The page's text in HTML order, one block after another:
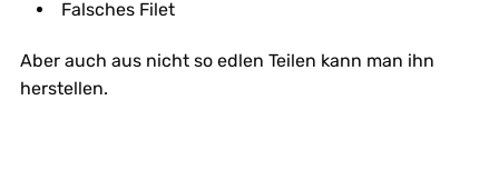
Falsches Filet
Aber auch aus nicht so edlen Teilen kann man ihn
herstellen.